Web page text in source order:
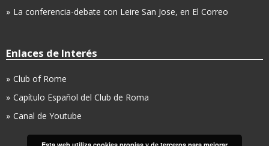
La conferencia-debate con Leire San Jose, en El Correo
Enlaces de Interés
Club of Rome
Capítulo Español del Club de Roma
Canal de Youtube